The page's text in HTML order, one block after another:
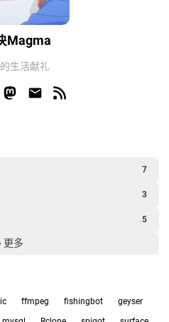
Magma
生活献礼
7
3
5
更多
ffmpeg fishingbot
geyser